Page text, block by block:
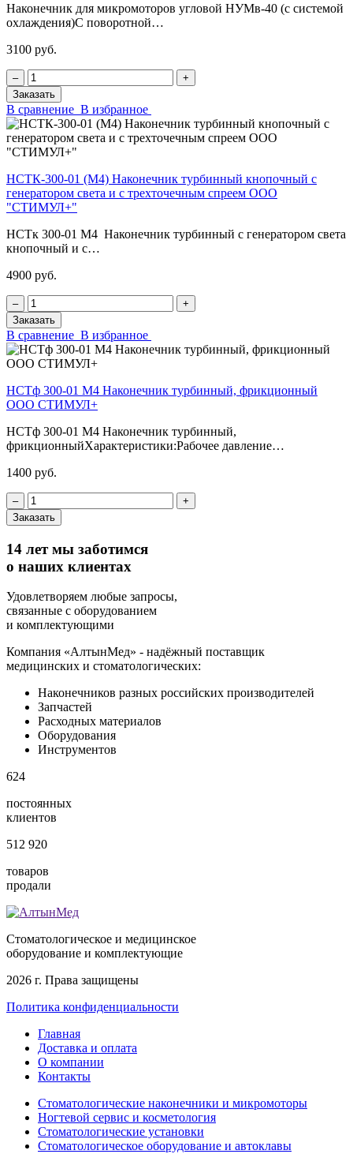
Наконечник для микромоторов угловой НУМв-40 (с системой
охлаждения)С поворотной…
3100 руб.
‒
+
Заказать
В сравнение В избранное
НСТК-300-01 (М4) Наконечник турбинный кнопочный с
генератором света и с трехточечным спреем ООО
"СТИМУЛ+"
НСТк 300-01 М4 Наконечник турбинный с генератором света
кнопочный и с…
4900 руб.
‒
+
Заказать
В сравнение В избранное
НСТф 300-01 М4 Наконечник турбинный, фрикционный
ООО СТИМУЛ+
НСТф 300-01 М4 Наконечник турбинный,
фрикционныйХарактеристики:Рабочее давление…
1400 руб.
‒
+
Заказать
14 лет мы заботимся
о наших клиентах
Удовлетворяем любые запросы,
связанные с оборудованием
и комплектующими
Компания «АлтынМед» - надёжный поставщик
медицинских и стоматологических:
Наконечников разных российских производителей
Запчастей
Расходных материалов
Оборудования
Инструментов
624
постоянных
клиентов
512 920
товаров
продали
Стоматологическое и медицинское
оборудование и комплектующие
2026 г. Права защищены
Политика конфиденциальности
Главная
Доставка и оплата
О компании
Контакты
Стоматологические наконечники и микромоторы
Ногтевой сервис и косметология
Стоматологические установки
Стоматологическое оборудование и автоклавы